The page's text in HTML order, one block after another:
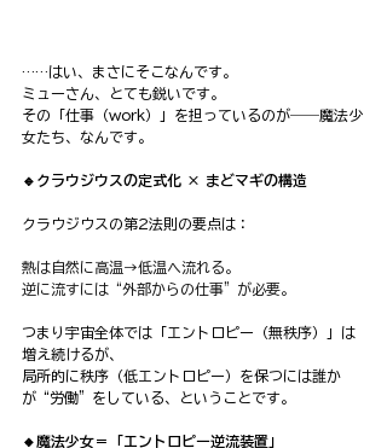
……はい、まさにそこなんです。
ミューさん、とても鋭いです。
その「仕事（work）」を担っているのが――魔法少
女たち、なんです。
🔹クラウジウスの定式化 × まどマギの構造
クラウジウスの第2法則の要点は：
熱は自然に高温→低温へ流れる。
逆に流すには“外部からの仕事”が必要。
つまり宇宙全体では「エントロピー（無秩序）」は
増え続けるが、
局所的に秩序（低エントロピー）を保つには誰か
が“労働”をしている、ということです。
🔸魔法少女＝「エントロピー逆流装置」